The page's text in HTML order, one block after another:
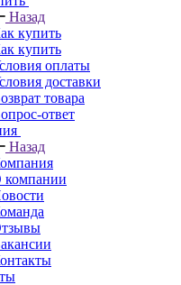
Назад
купить
купить
оплаты
доставки
товара
ответ
Назад
компании